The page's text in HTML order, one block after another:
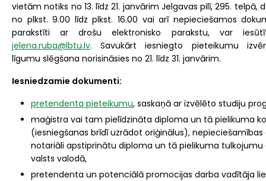
vietām notiks no 13. līdz 21. janvārim Jelgavas pilī, 295. telpā,
no plkst. 9.00 līdz plkst. 16.00 vai arī nepieciešamos
parakstīti ar drošu elektronisko parakstu, var
jelena.ruba@lbtu.lv. Savukārt iesniegto pieteikumu
līgumu slēgšana norisināsies no 21. līdz 31. janvārim.
Iesniedzamie dokumenti:
pretendenta pieteikumu, saskaņā ar izvēlēto studiju
maģistra vai tam pielīdzināta diploma un tā pielikuma
(iesniegšanas brīdī uzrādot oriģinālus),
notariāli apstiprinātu diploma un tā pielikuma tulkojumu
valsts valodā,
pretendenta un potenciālā promocijas darba vadītāja